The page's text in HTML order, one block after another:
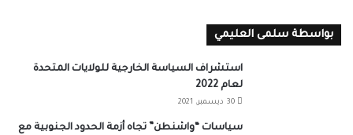
بواسطة سلمى العليمي
استشراف السياسة الخارجية للولايات المتحدة
لعام 2022
30 ديسمبر، 2021
سياسات “واشنطن” تجاه أزمة الحدود الجنوبية مع